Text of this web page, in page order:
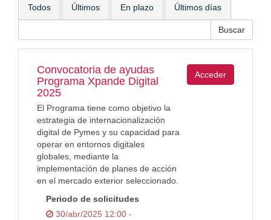
Todos Últimos En plazo Últimos días
Convocatoria de ayudas
Programa Xpande Digital
2025
El Programa tiene como objetivo la
estrategia de internacionalización
digital de Pymes y su capacidad para
operar en entornos digitales
globales, mediante la
implementación de planes de acción
en el mercado exterior seleccionado.
Periodo de solicitudes
30/abr/2025 12:00 -
Acceder